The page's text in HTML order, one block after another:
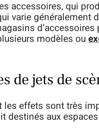
accessoires, qui
varie
modèles ou
de jets de
les effets sont très
destinés aux